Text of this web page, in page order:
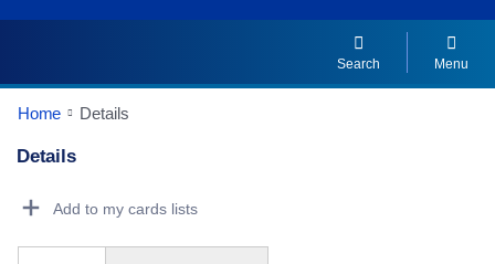
Search Menu
Home Details
Details
Add to my cards lists